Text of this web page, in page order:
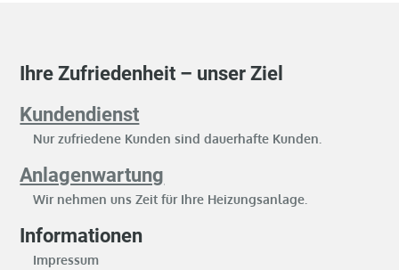
Ihre Zufriedenheit – unser Ziel
Kundendienst
Nur zufriedene Kunden sind dauerhafte Kunden.
Anlagenwartung
Wir nehmen uns Zeit für Ihre Heizungsanlage.
Informationen
Impressum